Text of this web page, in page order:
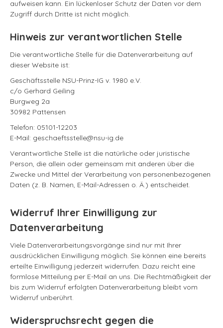
aufweisen kann. Ein lückenloser Schutz der Daten vor dem
Zugriff durch Dritte ist nicht möglich.
Hinweis zur verantwortlichen Stelle
Die verantwortliche Stelle für die Datenverarbeitung auf
dieser Website ist:
Geschäftsstelle NSU-Prinz-IG v. 1980 e.V.
c/o Gerhard Geiling
Burgweg 2a
30982 Pattensen
Telefon: 05101-12203
E-Mail: geschaeftsstelle@nsu-ig.de
Verantwortliche Stelle ist die natürliche oder juristische
Person, die allein oder gemeinsam mit anderen über die
Zwecke und Mittel der Verarbeitung von personenbezogenen
Daten (z. B. Namen, E-Mail-Adressen o. Ä.) entscheidet.
Widerruf Ihrer Einwilligung zur
Datenverarbeitung
Viele Datenverarbeitungsvorgänge sind nur mit Ihrer
ausdrücklichen Einwilligung möglich. Sie können eine bereits
erteilte Einwilligung jederzeit widerrufen. Dazu reicht eine
formlose Mitteilung per E-Mail an uns. Die Rechtmäßigkeit der
bis zum Widerruf erfolgten Datenverarbeitung bleibt vom
Widerruf unberührt.
Widerspruchsrecht gegen die